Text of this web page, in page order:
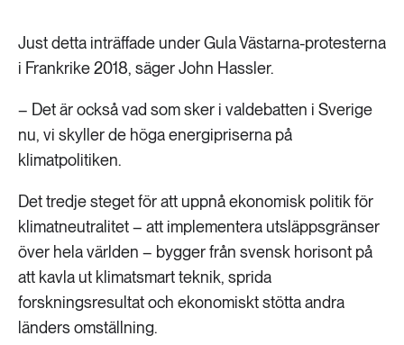
Just detta inträffade under Gula Västarna-protesterna
i Frankrike 2018, säger John Hassler.
– Det är också vad som sker i valdebatten i Sverige
nu, vi skyller de höga energipriserna på
klimatpolitiken.
Det tredje steget för att uppnå ekonomisk politik för
klimatneutralitet – att implementera utsläppsgränser
över hela världen – bygger från svensk horisont på
att kavla ut klimatsmart teknik, sprida
forskningsresultat och ekonomiskt stötta andra
länders omställning.